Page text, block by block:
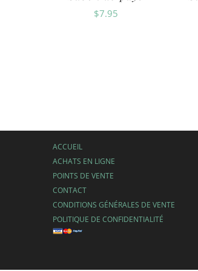
$7.95
ACCUEIL
ACHATS EN LIGNE
POINTS DE VENTE
CONTACT
CONDITIONS GÉNÉRALES DE VENTE
POLITIQUE DE CONFIDENTIALITÉ